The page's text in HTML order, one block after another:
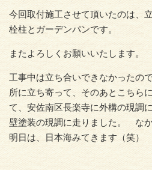
今回取付施工させて頂いたのは、
栓柱とガーデンパンです。
またよろしくお願いいたします。
工事中は立ち合いできなかったの
所に立ち寄って、そのあとこちら
て、安佐南区長楽寺に外構の現調
壁塗装の現調に走りました。 な
明日は、日本海みてきます（笑）